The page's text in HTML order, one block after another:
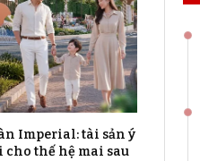
Imperial: tài sản ý
cho thế hệ mai sau